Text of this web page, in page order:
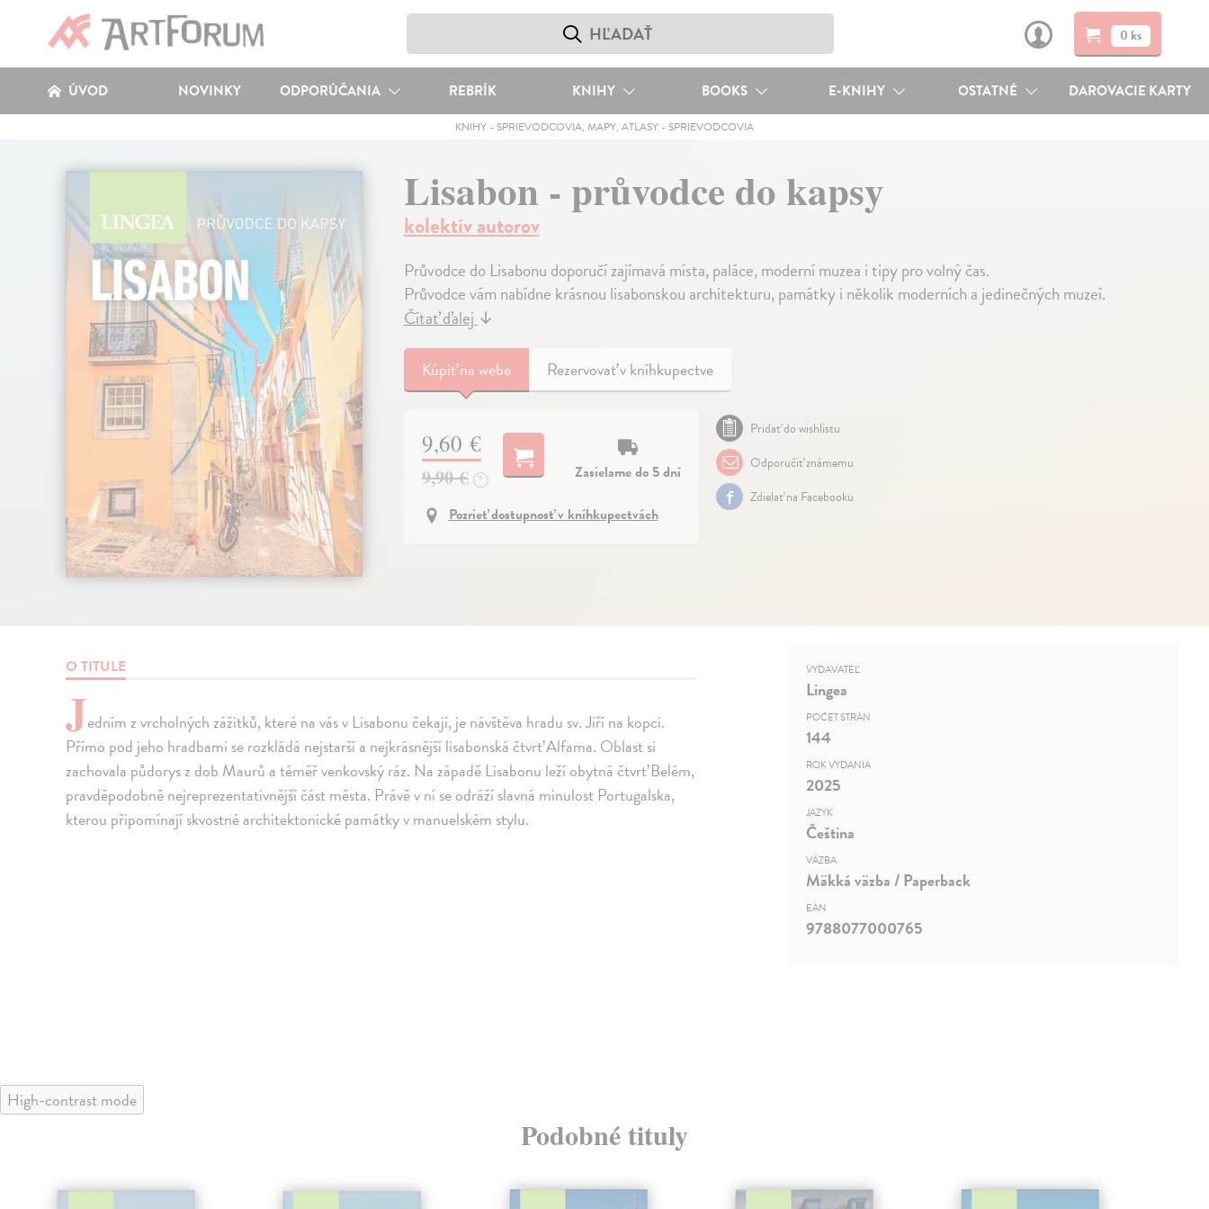
0 ks
ÚVOD NOVINKY ODPORÚČANIA REBRÍK KNIHY BOOKS E-KNIHY OSTATNÉ DAROVACIE KARTY
KNIHY- SPRIEVODCOVIA, MAPY, ATLASY- SPRIEVODCOVIA
Lisabon - průvodce do kapsy
kolektív autorov
Průvodce do Lisabonu doporučí zajímavá místa, paláce, moderní muzea i tipy pro volný čas.
Průvodce vám nabídne krásnou lisabonskou architekturu, památky i několik moderních a jedinečných muzeí.
Čítať ďalej↓
Kúpiťna webe Rezervovať v kníhkupectve
9,60 €
9,90 € ?
Zasielame do 5 dní
Pozrieť dostupnosť v kníhkupectvách
Pridať do wishlistu
Odporučiť známemu
Zdielať na Facebooku
O TITULE
Jedním z vrcholných zážitků, které na vás v Lisabonu čekají, je návštěva hradu sv. Jiří na kopci.
Přímo pod jeho hradbami se rozkládá nejstarší a nejkrásnější lisabonská čtvrť Alfama. Oblast si
zachovala půdorys z dob Maurů a téměř venkovský ráz. Na západě Lisabonu leží obytná čtvrť Belém,
pravděpodobně nejreprezentativnější část města. Právě v ní se odráží slavná minulost Portugalska,
kterou připomínají skvostné architektonické památky v manuelském stylu.
VYDAVATEĽ
Lingea
POČET STRÁN
144
ROK VYDANIA
2025
JAZYK
Čeština
VÄZBA
Mäkká väzba / Paperback
EAN
9788077000765
High-contrast mode
Podobné tituly